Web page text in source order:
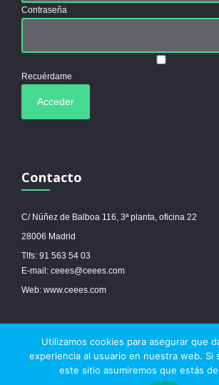
Contraseña
Recuérdame
Contacto
C/ Núñez de Balboa 116, 3ª planta, oficina 22
28006 Madrid
Tlfs: 91 563 54 03
E-mail: ceees@ceees.com
Web: www.ceees.com
© 2017 Ceees - Sitio web desarrollado por espa.es-
Utilizamos cookies para asegurar que
experiencia al usuario en nuestra web. Si
este sitio asumiremos que estás